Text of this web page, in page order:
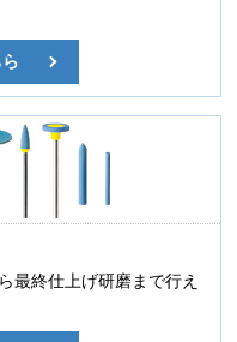
最終仕上げ研磨まで行え